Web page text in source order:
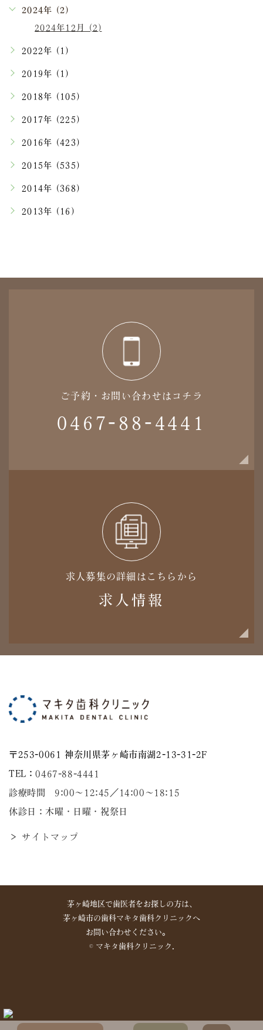
2024年 (2)
2024年12月 (2)
2022年 (1)
2019年 (1)
2018年 (105)
2017年 (225)
2016年 (423)
2015年 (535)
2014年 (368)
2013年 (16)
ご予約・お問い合わせはコチラ
0467-88-4441
求人募集の詳細はこちらから
求人情報
〒253-0061 神奈川県茅ヶ崎市南湖2-13-31-2F
TEL：0467-88-4441
診療時間 9:00～12:45／14:00〜18:15
休診日：木曜・日曜・祝祭日
＞ サイトマップ
茅ヶ崎地区で歯医者をお探しの方は、
茅ヶ崎市の歯科マキタ歯科クリニックへ
お問い合わせください。
©︎ マキタ歯科クリニック.